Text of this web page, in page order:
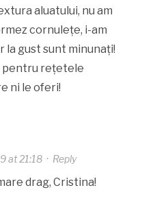
aluatului, nu am
cornulețe, i-am
la gust sunt minunați!
pentru rețetele
ni le oferi!
at 21:18· Reply
drag, Cristina!